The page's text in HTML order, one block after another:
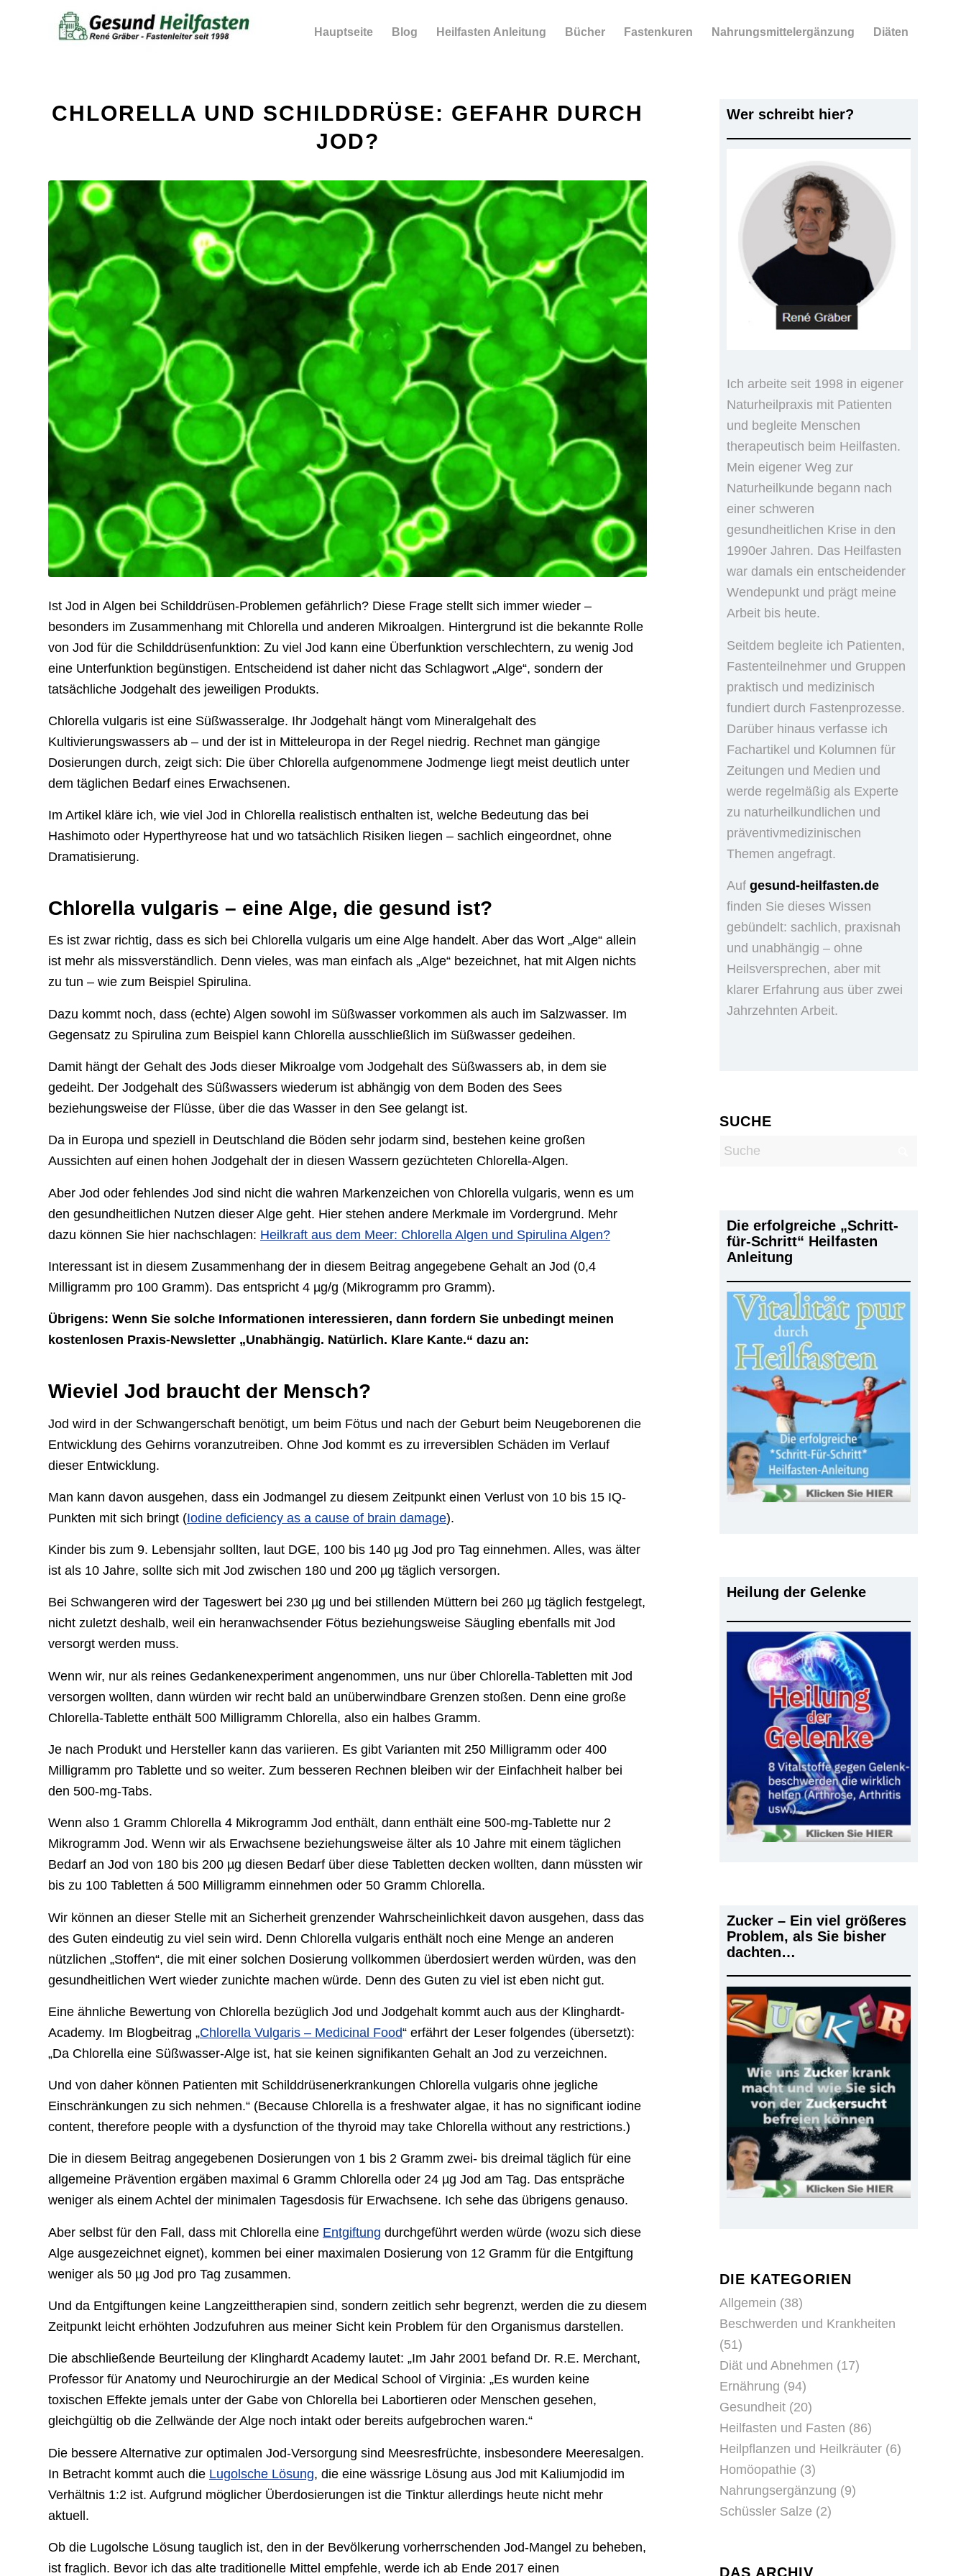
Hauptseite Blog Heilfasten Anleitung Bücher Fastenkuren Nahrungsmittelergänzung Diäten
CHLORELLA UND SCHILDDRÜSE: GEFAHR DURCH
JOD?
Ist Jod in Algen bei Schilddrüsen-Problemen gefährlich? Diese Frage stellt sich immer wieder –
besonders im Zusammenhang mit Chlorella und anderen Mikroalgen. Hintergrund ist die bekannte Rolle
von Jod für die Schilddrüsenfunktion: Zu viel Jod kann eine Überfunktion verschlechtern, zu wenig Jod
eine Unterfunktion begünstigen. Entscheidend ist daher nicht das Schlagwort „Alge“, sondern der
tatsächliche Jodgehalt des jeweiligen Produkts.
Chlorella vulgaris ist eine Süßwasseralge. Ihr Jodgehalt hängt vom Mineralgehalt des
Kultivierungswassers ab – und der ist in Mitteleuropa in der Regel niedrig. Rechnet man gängige
Dosierungen durch, zeigt sich: Die über Chlorella aufgenommene Jodmenge liegt meist deutlich unter
dem täglichen Bedarf eines Erwachsenen.
Im Artikel kläre ich, wie viel Jod in Chlorella realistisch enthalten ist, welche Bedeutung das bei
Hashimoto oder Hyperthyreose hat und wo tatsächlich Risiken liegen – sachlich eingeordnet, ohne
Dramatisierung.
Chlorella vulgaris – eine Alge, die gesund ist?
Es ist zwar richtig, dass es sich bei Chlorella vulgaris um eine Alge handelt. Aber das Wort „Alge“ allein
ist mehr als missverständlich. Denn vieles, was man einfach als „Alge“ bezeichnet, hat mit Algen nichts
zu tun – wie zum Beispiel Spirulina.
Dazu kommt noch, dass (echte) Algen sowohl im Süßwasser vorkommen als auch im Salzwasser. Im
Gegensatz zu Spirulina zum Beispiel kann Chlorella ausschließlich im Süßwasser gedeihen.
Damit hängt der Gehalt des Jods dieser Mikroalge vom Jodgehalt des Süßwassers ab, in dem sie
gedeiht. Der Jodgehalt des Süßwassers wiederum ist abhängig von dem Boden des Sees
beziehungsweise der Flüsse, über die das Wasser in den See gelangt ist.
Da in Europa und speziell in Deutschland die Böden sehr jodarm sind, bestehen keine großen
Aussichten auf einen hohen Jodgehalt der in diesen Wassern gezüchteten Chlorella-Algen.
Aber Jod oder fehlendes Jod sind nicht die wahren Markenzeichen von Chlorella vulgaris, wenn es um
den gesundheitlichen Nutzen dieser Alge geht. Hier stehen andere Merkmale im Vordergrund. Mehr
dazu können Sie hier nachschlagen: Heilkraft aus dem Meer: Chlorella Algen und Spirulina Algen?
Interessant ist in diesem Zusammenhang der in diesem Beitrag angegebene Gehalt an Jod (0,4
Milligramm pro 100 Gramm). Das entspricht 4 µg/g (Mikrogramm pro Gramm).
Übrigens: Wenn Sie solche Informationen interessieren, dann fordern Sie unbedingt meinen
kostenlosen Praxis-Newsletter „Unabhängig. Natürlich. Klare Kante.“ dazu an:
Wieviel Jod braucht der Mensch?
Jod wird in der Schwangerschaft benötigt, um beim Fötus und nach der Geburt beim Neugeborenen die
Entwicklung des Gehirns voranzutreiben. Ohne Jod kommt es zu irreversiblen Schäden im Verlauf
dieser Entwicklung.
Man kann davon ausgehen, dass ein Jodmangel zu diesem Zeitpunkt einen Verlust von 10 bis 15 IQ-
Punkten mit sich bringt (Iodine deficiency as a cause of brain damage).
Kinder bis zum 9. Lebensjahr sollten, laut DGE, 100 bis 140 µg Jod pro Tag einnehmen. Alles, was älter
ist als 10 Jahre, sollte sich mit Jod zwischen 180 und 200 µg täglich versorgen.
Bei Schwangeren wird der Tageswert bei 230 µg und bei stillenden Müttern bei 260 µg täglich festgelegt,
nicht zuletzt deshalb, weil ein heranwachsender Fötus beziehungsweise Säugling ebenfalls mit Jod
versorgt werden muss.
Wenn wir, nur als reines Gedankenexperiment angenommen, uns nur über Chlorella-Tabletten mit Jod
versorgen wollten, dann würden wir recht bald an unüberwindbare Grenzen stoßen. Denn eine große
Chlorella-Tablette enthält 500 Milligramm Chlorella, also ein halbes Gramm.
Je nach Produkt und Hersteller kann das variieren. Es gibt Varianten mit 250 Milligramm oder 400
Milligramm pro Tablette und so weiter. Zum besseren Rechnen bleiben wir der Einfachheit halber bei
den 500-mg-Tabs.
Wenn also 1 Gramm Chlorella 4 Mikrogramm Jod enthält, dann enthält eine 500-mg-Tablette nur 2
Mikrogramm Jod. Wenn wir als Erwachsene beziehungsweise älter als 10 Jahre mit einem täglichen
Bedarf an Jod von 180 bis 200 µg diesen Bedarf über diese Tabletten decken wollten, dann müssten wir
bis zu 100 Tabletten á 500 Milligramm einnehmen oder 50 Gramm Chlorella.
Wir können an dieser Stelle mit an Sicherheit grenzender Wahrscheinlichkeit davon ausgehen, dass das
des Guten eindeutig zu viel sein wird. Denn Chlorella vulgaris enthält noch eine Menge an anderen
nützlichen „Stoffen“, die mit einer solchen Dosierung vollkommen überdosiert werden würden, was den
gesundheitlichen Wert wieder zunichte machen würde. Denn des Guten zu viel ist eben nicht gut.
Eine ähnliche Bewertung von Chlorella bezüglich Jod und Jodgehalt kommt auch aus der Klinghardt-
Academy. Im Blogbeitrag „Chlorella Vulgaris – Medicinal Food“ erfährt der Leser folgendes (übersetzt):
„Da Chlorella eine Süßwasser-Alge ist, hat sie keinen signifikanten Gehalt an Jod zu verzeichnen.
Und von daher können Patienten mit Schilddrüsenerkrankungen Chlorella vulgaris ohne jegliche
Einschränkungen zu sich nehmen.“ (Because Chlorella is a freshwater algae, it has no significant iodine
content, therefore people with a dysfunction of the thyroid may take Chlorella without any restrictions.)
Die in diesem Beitrag angegebenen Dosierungen von 1 bis 2 Gramm zwei- bis dreimal täglich für eine
allgemeine Prävention ergäben maximal 6 Gramm Chlorella oder 24 µg Jod am Tag. Das entspräche
weniger als einem Achtel der minimalen Tagesdosis für Erwachsene. Ich sehe das übrigens genauso.
Aber selbst für den Fall, dass mit Chlorella eine Entgiftung durchgeführt werden würde (wozu sich diese
Alge ausgezeichnet eignet), kommen bei einer maximalen Dosierung von 12 Gramm für die Entgiftung
weniger als 50 µg Jod pro Tag zusammen.
Und da Entgiftungen keine Langzeittherapien sind, sondern zeitlich sehr begrenzt, werden die zu diesem
Zeitpunkt leicht erhöhten Jodzufuhren aus meiner Sicht kein Problem für den Organismus darstellen.
Die abschließende Beurteilung der Klinghardt Academy lautet: „Im Jahr 2001 befand Dr. R.E. Merchant,
Professor für Anatomy und Neurochirurgie an der Medical School of Virginia: „Es wurden keine
toxischen Effekte jemals unter der Gabe von Chlorella bei Labortieren oder Menschen gesehen,
gleichgültig ob die Zellwände der Alge noch intakt oder bereits aufgebrochen waren.“
Die bessere Alternative zur optimalen Jod-Versorgung sind Meesresfrüchte, insbesondere Meeresalgen.
In Betracht kommt auch die Lugolsche Lösung, die eine wässrige Lösung aus Jod mit Kaliumjodid im
Verhältnis 1:2 ist. Aufgrund möglicher Überdosierungen ist die Tinktur allerdings heute nicht mehr
aktuell.
Ob die Lugolsche Lösung tauglich ist, den in der Bevölkerung vorherrschenden Jod-Mangel zu beheben,
ist fraglich. Bevor ich das alte traditionelle Mittel empfehle, werde ich ab Ende 2017 einen
Wer schreibt hier?
Ich arbeite seit 1998 in eigener
Naturheilpraxis mit Patienten
und begleite Menschen
therapeutisch beim Heilfasten.
Mein eigener Weg zur
Naturheilkunde begann nach
einer schweren
gesundheitlichen Krise in den
1990er Jahren. Das Heilfasten
war damals ein entscheidender
Wendepunkt und prägt meine
Arbeit bis heute.
Seitdem begleite ich Patienten,
Fastenteilnehmer und Gruppen
praktisch und medizinisch
fundiert durch Fastenprozesse.
Darüber hinaus verfasse ich
Fachartikel und Kolumnen für
Zeitungen und Medien und
werde regelmäßig als Experte
zu naturheilkundlichen und
präventivmedizinischen
Themen angefragt.
Aufgesund-heilfasten.de
finden Sie dieses Wissen
gebündelt: sachlich, praxisnah
und unabhängig – ohne
Heilsversprechen, aber mit
klarer Erfahrung aus über zwei
Jahrzehnten Arbeit.
SUCHE
Die erfolgreiche „Schritt-
für-Schritt“ Heilfasten
Anleitung
Heilung der Gelenke
Zucker – Ein viel größeres
Problem, als Sie bisher
dachten…
DIE KATEGORIEN
Allgemein (38)
Beschwerden und Krankheiten
(51)
Diät und Abnehmen (17)
Ernährung (94)
Gesundheit (20)
Heilfasten und Fasten (86)
Heilpflanzen und Heilkräuter (6)
Homöopathie (3)
Nahrungsergänzung (9)
Schüssler Salze (2)
DAS ARCHIV